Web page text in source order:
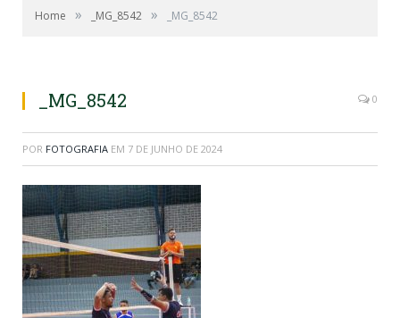
Home » _MG_8542 » _MG_8542
_MG_8542 0
POR FOTOGRAFIA EM 7 DE JUNHO DE 2024